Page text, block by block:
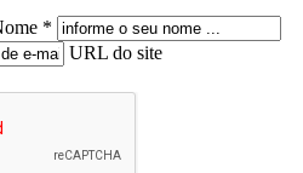
*
URL do site